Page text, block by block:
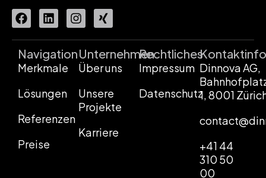
Navigation
Merkmale
Lösungen
Referenzen
Preise
Unternehmen
Über uns
Unsere
Projekte
Karriere
Rechtliches
Impressum
Datenschutz
Dinnova AG,
1, 8001
+41 44
310 50
00